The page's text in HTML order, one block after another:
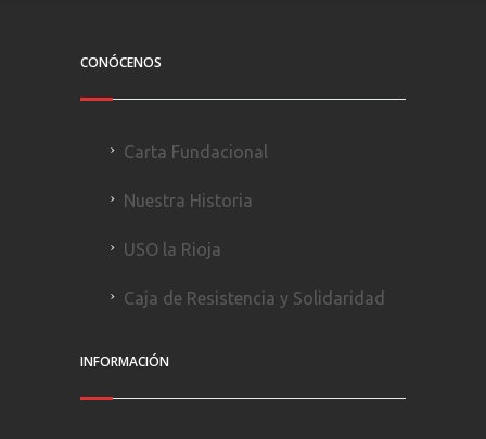
CONÓCENOS
Carta Fundacional
Nuestra Historia
USO la Rioja
Caja de Resistencia y Solidaridad
INFORMACIÓN